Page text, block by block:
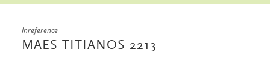
Inreference
MAES TITIANOS 2213